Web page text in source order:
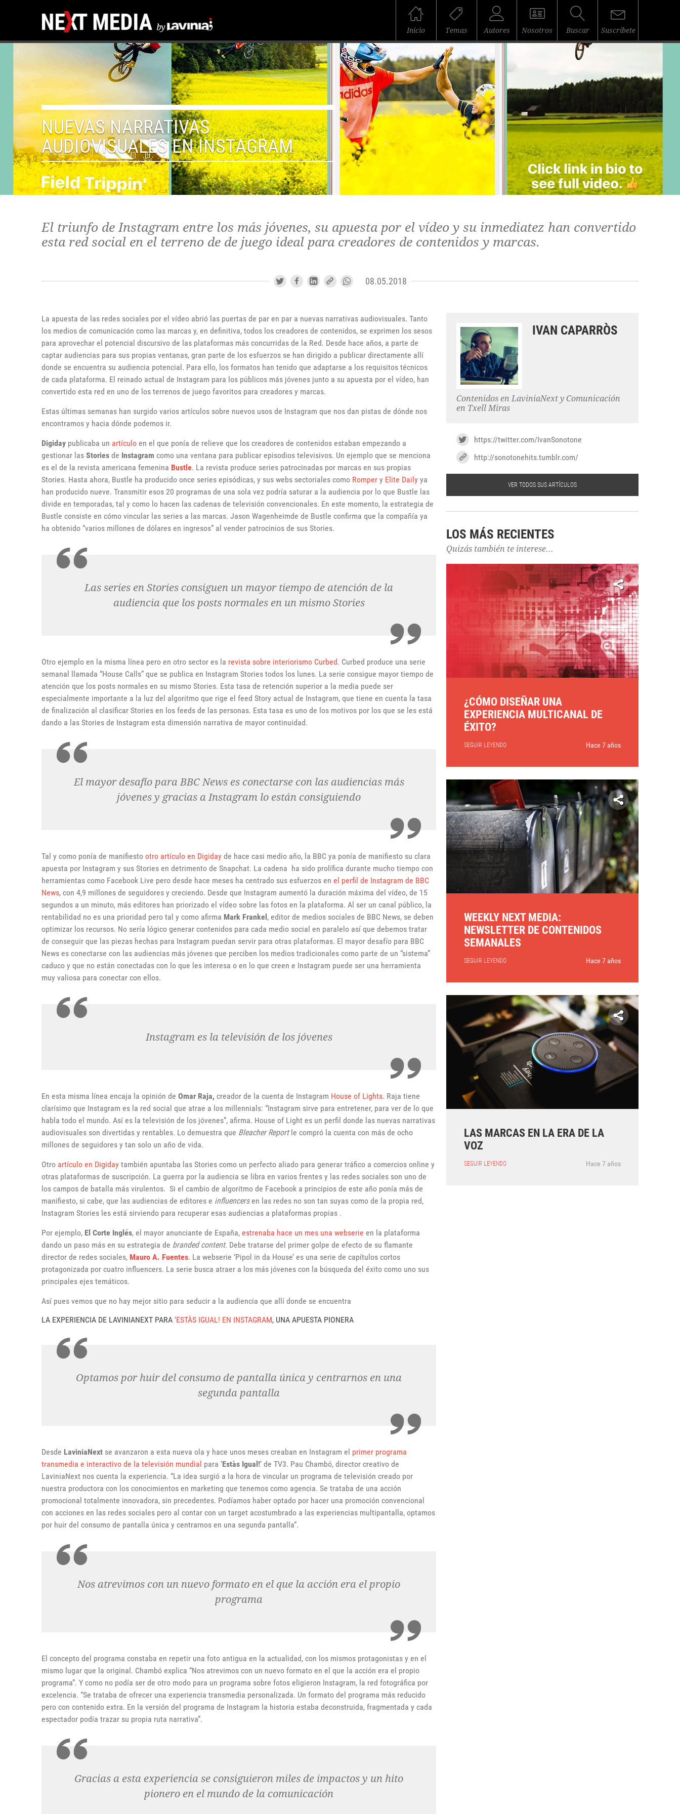
Inicio Temas Autores Nosotros Buscar Suscríbete
NUEVAS NARRATIVAS
AUDIOVISUALES EN INSTAGRAM
El triunfo de Instagram entre los más jóvenes, su apuesta por el vídeo y su inmediatez han convertido
esta red social en el terreno de de juego ideal para creadores de contenidos y marcas.
08.05.2018
La apuesta de las redes sociales por el vídeo abrió las puertas de par en par a nuevas narrativas audiovisuales. Tanto
los medios de comunicación como las marcas y, en definitiva, todos los creadores de contenidos, se exprimen los sesos
para aprovechar el potencial discursivo de las plataformas más concurridas de la Red. Desde hace años, a parte de
captar audiencias para sus propias ventanas, gran parte de los esfuerzos se han dirigido a publicar directamente allí
donde se encuentra su audiencia potencial. Para ello, los formatos han tenido que adaptarse a los requisitos técnicos
de cada plataforma. El reinado actual de Instagram para los públicos más jóvenes junto a su apuesta por el vídeo, han
convertido esta red en uno de los terrenos de juego favoritos para creadores y marcas.
Estas últimas semanas han surgido varios artículos sobre nuevos usos de Instagram que nos dan pistas de dónde nos
encontramos y hacia dónde podemos ir.
Digiday publicaba un artículo en el que ponía de relieve que los creadores de contenidos estaban empezando a
gestionar las Stories de Instagram como una ventana para publicar episodios televisivos. Un ejemplo que se menciona
es el de la revista americana femenina Bustle. La revista produce series patrocinadas por marcas en sus propias
Stories. Hasta ahora, Bustle ha producido once series episódicas, y sus webs sectoriales como Romper y Elite Daily ya
han producido nueve. Transmitir esos 20 programas de una sola vez podría saturar a la audiencia por lo que Bustle las
divide en temporadas, tal y como lo hacen las cadenas de televisión convencionales. En este momento, la estrategia de
Bustle consiste en cómo vincular las series a las marcas. Jason Wagenheimde de Bustle confirma que la compañía ya
ha obtenido “varios millones de dólares en ingresos” al vender patrocinios de sus Stories.
Las series en Stories consiguen un mayor tiempo de atención de la
audiencia que los posts normales en un mismo Stories
Otro ejemplo en la misma línea pero en otro sector es la revista sobre interiorismo Curbed. Curbed produce una serie
semanal llamada “House Calls” que se publica en Instagram Stories todos los lunes. La serie consigue mayor tiempo de
atención que los posts normales en su mismo Stories. Esta tasa de retención superior a la media puede ser
especialmente importante a la luz del algoritmo que rige el feed Story actual de Instagram, que tiene en cuenta la tasa
de finalización al clasificar Stories en los feeds de las personas. Esta tasa es uno de los motivos por los que se les está
dando a las Stories de Instagram esta dimensión narrativa de mayor continuidad.
El mayor desafío para BBC News es conectarse con las audiencias más
jóvenes y gracias a Instagram lo están consiguiendo
Tal y como ponía de manifiesto otro artículo en Digiday de hace casi medio año, la BBC ya ponía de manifiesto su clara
apuesta por Instagram y sus Stories en detrimento de Snapchat. La cadena ha sido prolífica durante mucho tiempo con
herramientas como Facebook Live pero desde hace meses ha centrado sus esfuerzos en el perfil de Instagram de BBC
News, con 4,9 millones de seguidores y creciendo. Desde que Instagram aumentó la duración máxima del vídeo, de 15
segundos a un minuto, más editores han priorizado el vídeo sobre las fotos en la plataforma. Al ser un canal público, la
rentabilidad no es una prioridad pero tal y como afirma Mark Frankel, editor de medios sociales de BBC News, se deben
optimizar los recursos. No sería lógico generar contenidos para cada medio social en paralelo así que debemos tratar
de conseguir que las piezas hechas para Instagram puedan servir para otras plataformas. El mayor desafío para BBC
News es conectarse con las audiencias más jóvenes que perciben los medios tradicionales como parte de un “sistema”
caduco y que no están conectadas con lo que les interesa o en lo que creen e Instagram puede ser una herramienta
muy valiosa para conectar con ellos.
Instagram es la televisión de los jóvenes
En esta misma línea encaja la opinión de Omar Raja, creador de la cuenta de Instagram House of Lights. Raja tiene
clarísimo que Instagram es la red social que atrae a los millennials: “Instagram sirve para entretener, para ver de lo que
habla todo el mundo. Así es la televisión de los jóvenes”, afirma. House of Light es un perfil donde las nuevas narrativas
audiovisuales son divertidas y rentables. Lo demuestra que Bleacher Reportle compró la cuenta con más de ocho
millones de seguidores y tan solo un año de vida.
Otro artículo en Digiday también apuntaba las Stories como un perfecto aliado para generar tráfico a comercios online y
otras plataformas de suscripción. La guerra por la audiencia se libra en varios frentes y las redes sociales son uno de
los campos de batalla más virulentos. Si el cambio de algoritmo de Facebook a principios de este año ponía más de
manifiesto, si cabe, que las audiencias de editores e influencersen las redes no son tan suyas como de la propia red,
Instagram Stories les está sirviendo para recuperar esas audiencias a plataformas propias .
Por ejemplo, El Corte Inglés, el mayor anunciante de España, estrenaba hace un mes una webserie en la plataforma
dando un paso más en su estrategia de branded content. Debe tratarse del primer golpe de efecto de su flamante
director de redes sociales, Mauro A. Fuentes. La webserie ‘Pipol in da House’ es una serie de capítulos cortos
protagonizada por cuatro influencers. La serie busca atraer a los más jóvenes con la búsqueda del éxito como uno sus
principales ejes temáticos.
Así pues vemos que no hay mejor sitio para seducir a la audiencia que allí donde se encuentra
LA EXPERIENCIA DE LAVINIANEXT PARA ‘ESTÀS IGUAL! EN INSTAGRAM, UNA APUESTA PIONERA
Optamos por huir del consumo de pantalla única y centrarnos en una
segunda pantalla
Desde LaviniaNext se avanzaron a esta nueva ola y hace unos meses creaban en Instagram el primer programa
transmedia e interactivo de la televisión mundial para ‘Estàs Igual!’ de TV3. Pau Chambó, director creativo de
LaviniaNext nos cuenta la experiencia. “La idea surgió a la hora de vincular un programa de televisión creado por
nuestra productora con los conocimientos en marketing que tenemos como agencia. Se trataba de una acción
promocional totalmente innovadora, sin precedentes. Podíamos haber optado por hacer una promoción convencional
con acciones en las redes sociales pero al contar con un target acostumbrado a las experiencias multipantalla, optamos
por huir del consumo de pantalla única y centrarnos en una segunda pantalla”.
Nos atrevimos con un nuevo formato en el que la acción era el propio
programa
El concepto del programa constaba en repetir una foto antigua en la actualidad, con los mismos protagonistas y en el
mismo lugar que la original. Chambó explica “Nos atrevimos con un nuevo formato en el que la acción era el propio
programa”. Y como no podía ser de otro modo para un programa sobre fotos eligieron Instagram, la red fotográfica por
excelencia. “Se trataba de ofrecer una experiencia transmedia personalizada. Un formato del programa más reducido
pero con contenido extra. En la versión del programa de Instagram la historia estaba deconstruida, fragmentada y cada
espectador podía trazar su propia ruta narrativa”.
Gracias a esta experiencia se consiguieron miles de impactos y un hito
pionero en el mundo de la comunicación
IVAN CAPARRÒS
Contenidos en LaviniaNext y Comunicación
en Txell Miras
https://twitter.com/IvanSonotone
http://sonotonehits.tumblr.com/
VER TODOS SUS ARTÍCULOS
LOS MÁS RECIENTES
Quizás también te interese...
¿CÓMO DISEÑAR UNA
EXPERIENCIA MULTICANAL DE
ÉXITO?
SEGUIR LEYENDO Hace 7 años
WEEKLY NEXT MEDIA:
NEWSLETTER DE CONTENIDOS
SEMANALES
SEGUIR LEYENDO Hace 7 años
LAS MARCAS EN LA ERA DE LA
VOZ
SEGUIR LEYENDO Hace 7 años